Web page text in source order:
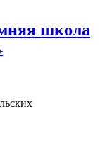
школа